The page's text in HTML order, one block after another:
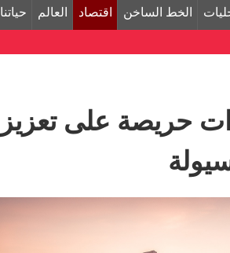
الخط الساخن اقتصاد العالم حياتنا
حريصة على تعزيز